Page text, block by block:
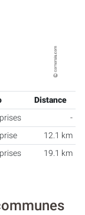
Distance
-
12.1 km
19.1 km